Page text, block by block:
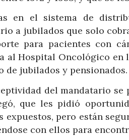
en el sistema de
a jubilados que solo
para pacientes con
al Hospital Oncológico
de jubilados y pensionados.
del mandatario
que les pidió
expuestos, pero están
con ellos para